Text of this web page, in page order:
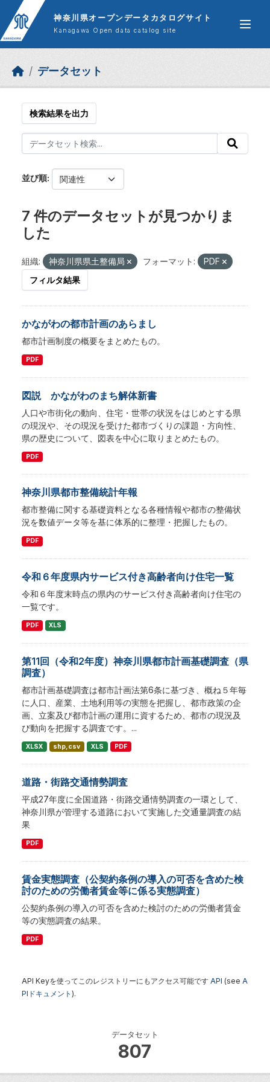
Skip to main content
神奈川県オープンデータカタログサイト
Kanagawa Open data catalog site
データセット
データセット
807
検索結果を出力
並び順
7 件のデータセットが見つかりま
した
組織: 神奈川県県土整備局 フォーマット:
PDF
フィルタ結果
かながわの都市計画のあらまし
都市計画制度の概要をまとめたもの。
PDF
図説 かながわのまち解体新書
人口や市街化の動向、住宅・世帯の状況をはじめとする県
の現況や、その現況を受けた都市づくりの課題・方向性、
県の歴史について、図表を中心に取りまとめたもの。
PDF
神奈川県都市整備統計年報
都市整備に関する基礎資料となる各種情報や都市の整備状
況を数値データ等を基に体系的に整理・把握したもの。
PDF
令和６年度県内サービス付き高齢者向け住宅一覧
令和６年度末時点の県内のサービス付き高齢者向け住宅の
一覧です。
PDF XLS
第11回（令和2年度）神奈川県都市計画基礎調査（県
調査）
都市計画基礎調査は都市計画法第6条に基づき、概ね５年毎
に人口、産業、土地利用等の実態を把握し、都市政策の企
画、立案及び都市計画の運用に資するため、都市の現況及
び動向を把握する調査です。...
XLSX shp,csv XLS PDF
道路・街路交通情勢調査
平成27年度に全国道路・街路交通情勢調査の一環として、
神奈川県が管理する道路において実施した交通量調査の結
果
PDF
賃金実態調査（公契約条例の導入の可否を含めた検
討のための労働者賃金等に係る実態調査）
公契約条例の導入の可否を含めた検討のための労働者賃金
等の実態調査の結果。
PDF
API Keyを使ってこのレジストリーにもアクセス可能です API (see A
PIドキュメント ).